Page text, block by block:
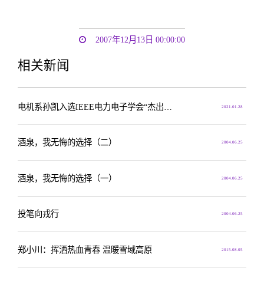
2007年12月13日 00:00:00
相关新闻
2021.01.28
2004.06.25
酒泉，我无悔的选择（二）
2004.06.25
酒泉，我无悔的选择（一）
2004.06.25
投笔向戎行
2015.08.05
郑小川：挥洒热血青春 温暖雪域高原